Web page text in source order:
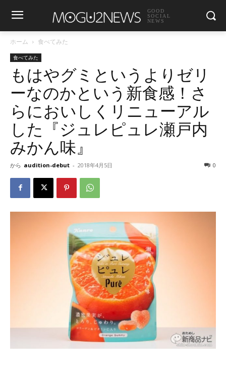
GOOD
SOCIAL
NEWS
ホーム 食べてみた
食べてみた
もはやグミというよりゼリ
ーなのかという新食感！さ
らにおいしくリニューアル
した『ジュレピュレ瀬戸内
みかん味』
から audition-debut - 2018年4月5日 0